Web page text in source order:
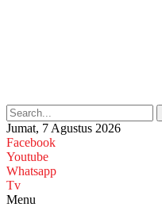
Jumat, 7 Agustus 2026
Facebook
Youtube
Whatsapp
Tv
Menu